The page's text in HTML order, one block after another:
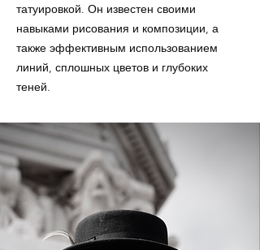
татуировкой. Он известен своими
навыками рисования и композиции, а
также эффективным использованием
линий, сплошных цветов и глубоких
теней.